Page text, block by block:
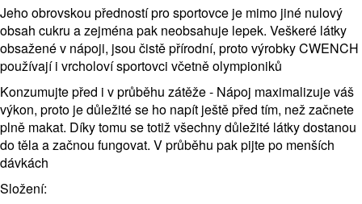
Jeho obrovskou předností pro sportovce je mimo jiné nulový
obsah cukru a zejména pak neobsahuje lepek. Veškeré látky
obsažené v nápoji, jsou čistě přírodní, proto výrobky CWENCH
používají i vrcholoví sportovci včetně olympioniků
Konzumujte před i v průběhu zátěže - Nápoj maximalizuje váš
výkon, proto je důležité se ho napít ještě před tím, než začnete
plně makat. Díky tomu se totiž všechny důležité látky dostanou
do těla a začnou fungovat. V průběhu pak pijte po menších
dávkách
Složení: